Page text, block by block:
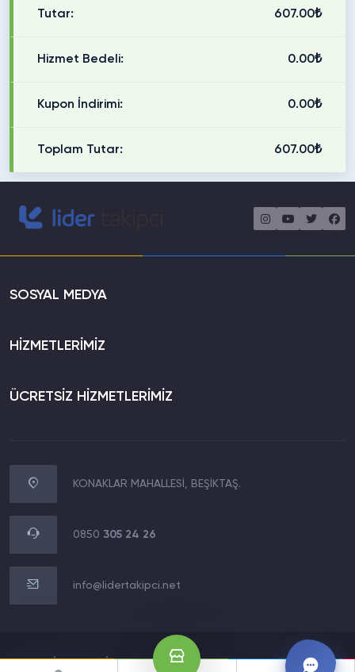
Tutar: 607.00₺
Hizmet Bedeli: 0.00₺
Kupon İndirimi: 0.00₺
Toplam Tutar: 607.00₺
SOSYAL MEDYA
HİZMETLERİMİZ
ÜCRETSİZ HİZMETLERİMİZ
KONAKLAR MAHALLESİ, BEŞİKTAŞ.
0850 305 24 26
info@lidertakipci.net
2020 LİDERMEDİA TECHNOLOGY LTD.Tüm Hakları Saklıdır.
WhatsApp İletişim
Müşteri Destek Hattı
E-Posta Destek Hattı